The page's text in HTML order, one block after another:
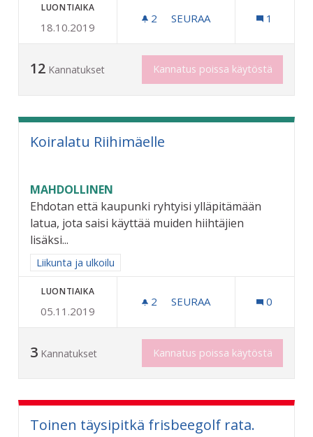
LUONTIAIKA
18.10.2019
2 2 SEURAAJAA
SEURAA 1
12 Kannatukset Kannatus poissa käytöstä
Koiralatu Riihimäelle
MAHDOLLINEN
Ehdotan että kaupunki ryhtyisi ylläpitämään
latua, jota saisi käyttää muiden hiihtäjien
lisäksi...
Rajaa tulokset aihepiirin mukaan: Liikunta ja ulkoilu
Liikunta ja ulkoilu
LUONTIAIKA
05.11.2019
2 2 SEURAAJAA
SEURAA 0
3 Kannatukset Kannatus poissa käytöstä
Toinen täysipitkä frisbeegolf rata.